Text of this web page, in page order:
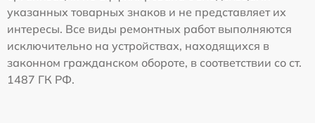
указанных товарных знаков и не представляет их
интересы. Все виды ремонтных работ выполняются
исключительно на устройствах, находящихся в
законном гражданском обороте, в соответствии со ст.
1487 ГК РФ.